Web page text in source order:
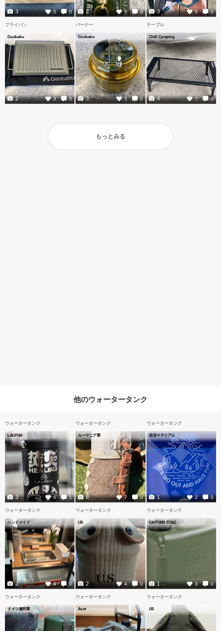
5 0
3 5 0
2 5 0
3
フライパン
Gaobabu
3 0
2
バーナー
Gaobabu
5 0
3
テーブル
Chill Camping
7 0
4
もっとみる
他のウォータータンク
ウォータータンク
LALPHA
6 1
3
ウォータータンク
ルーマニア軍
7 0
6
ウォータータンク
岩谷マテリアル
2 0
1
ウォータータンク
ハンドメイド
4 0
2
ウォータータンク
US
4 0
2
ウォータータンク
CAPTAIN STAG
3 0
1
ウォータータンク
ドイツ連邦軍
ウォータータンク
Asnt
ウォータータンク
US